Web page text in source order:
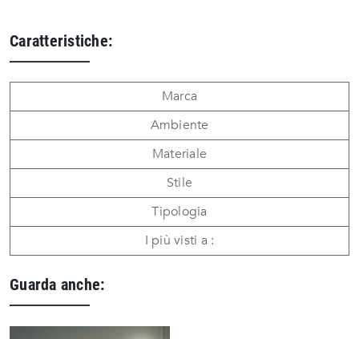
Caratteristiche:
Marca
Ambiente
Materiale
Stile
Tipologia
I più visti a :
Guarda anche: